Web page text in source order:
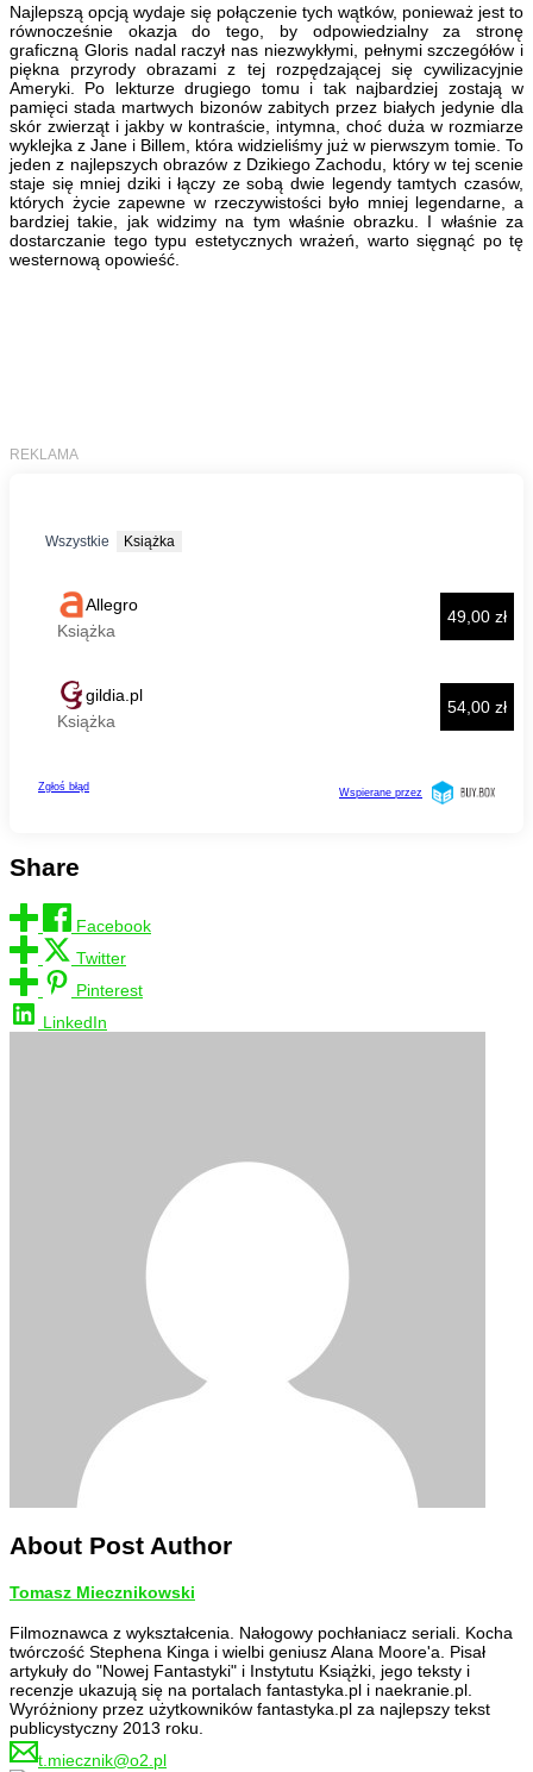
Najlepszą opcją wydaje się połączenie tych wątków, ponieważ jest to
równocześnie okazja do tego, by odpowiedzialny za stronę
graficzną Gloris nadal raczył nas niezwykłymi, pełnymi szczegółów i
piękna przyrody obrazami z tej rozpędzającej się cywilizacyjnie
Ameryki. Po lekturze drugiego tomu i tak najbardziej zostają w
pamięci stada martwych bizonów zabitych przez białych jedynie dla
skór zwierząt i jakby w kontraście, intymna, choć duża w rozmiarze
wyklejka z Jane i Billem, która widzieliśmy już w pierwszym tomie. To
jeden z najlepszych obrazów z Dzikiego Zachodu, który w tej scenie
staje się mniej dziki i łączy ze sobą dwie legendy tamtych czasów,
których życie zapewne w rzeczywistości było mniej legendarne, a
bardziej takie, jak widzimy na tym właśnie obrazku. I właśnie za
dostarczanie tego typu estetycznych wrażeń, warto sięgnąć po tę
westernową opowieść.
Share
Facebook
Twitter
Pinterest
LinkedIn
About Post Author
Tomasz Miecznikowski
Filmoznawca z wykształcenia. Nałogowy pochłaniacz seriali. Kocha
twórczość Stephena Kinga i wielbi geniusz Alana Moore'a. Pisał
artykuły do "Nowej Fantastyki" i Instytutu Książki, jego teksty i
recenzje ukazują się na portalach fantastyka.pl i naekranie.pl.
Wyróżniony przez użytkowników fantastyka.pl za najlepszy tekst
publicystyczny 2013 roku.
t.miecznik@o2.pl